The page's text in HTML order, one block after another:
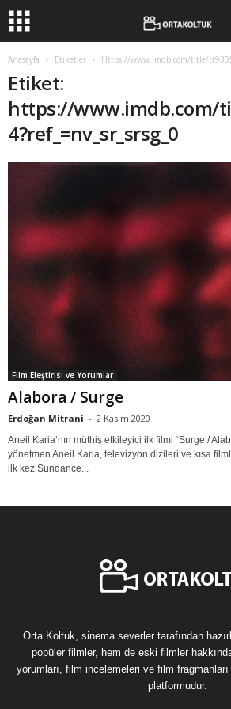
Anasayfa Etiketler Https://www.imdb.com/title/
Etiket:
https://www.imdb.com/
4?ref_=nv_sr_srsg_0
Film Eleştirisi ve Yorumlar
Alabora / Surge
Erdoğan Mitrani - 2 Kasım 2020
Aneil Karia’nın müthiş etkileyici ilk filmi “Surge /
yönetmen Aneil Karia, televizyon dizileri ve kısa
ilk kez Sundance...
Orta Koltuk, sinema severler tarafından
popüler filmler, hem de eski filmler
yorumları, film incelemeleri ve film
platformudur.